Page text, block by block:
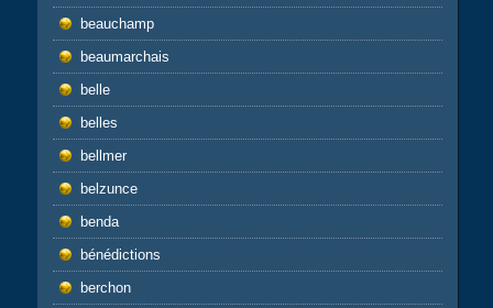
beauchamp
beaumarchais
belle
belles
bellmer
belzunce
benda
bénédictions
berchon